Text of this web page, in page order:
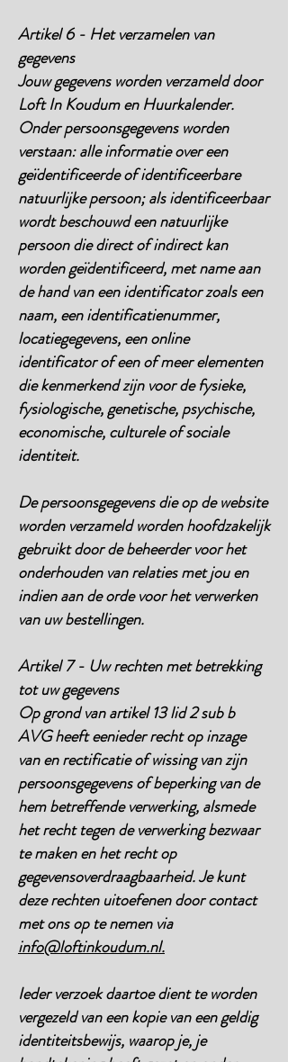
Artikel 6 - Het verzamelen van
gegevens
Jouw gegevens worden verzameld door
Loft In Koudum en Huurkalender.
Onder persoonsgegevens worden
verstaan: alle informatie over een
geïdentificeerde of identificeerbare
natuurlijke persoon; als identificeerbaar
wordt beschouwd een natuurlijke
persoon die direct of indirect kan
worden geïdentificeerd, met name aan
de hand van een identificator zoals een
naam, een identificatienummer,
locatiegegevens, een online
identificator of een of meer elementen
die kenmerkend zijn voor de fysieke,
fysiologische, genetische, psychische,
economische, culturele of sociale
identiteit.
De persoonsgegevens die op de website
worden verzameld worden hoofdzakelijk
gebruikt door de beheerder voor het
onderhouden van relaties met jou en
indien aan de orde voor het verwerken
van uw bestellingen.
Artikel 7 - Uw rechten met betrekking
tot uw gegevens
Op grond van artikel 13 lid 2 sub b
AVG heeft eenieder recht op inzage
van en rectificatie of wissing van zijn
persoonsgegevens of beperking van de
hem betreffende verwerking, alsmede
het recht tegen de verwerking bezwaar
te maken en het recht op
gegevensoverdraagbaarheid. Je kunt
deze rechten uitoefenen door contact
met ons op te nemen via
info@loftinkoudum.nl.
Ieder verzoek daartoe dient te worden
vergezeld van een kopie van een geldig
identiteitsbewijs, waarop je, je